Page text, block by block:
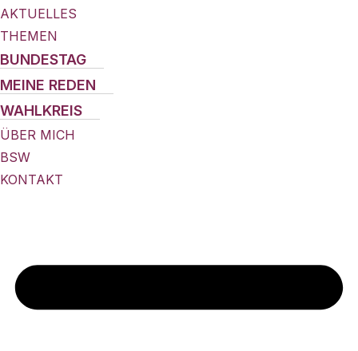
AKTUELLES
THEMEN
BUNDESTAG
MEINE REDEN
WAHLKREIS
ÜBER MICH
BSW
KONTAKT